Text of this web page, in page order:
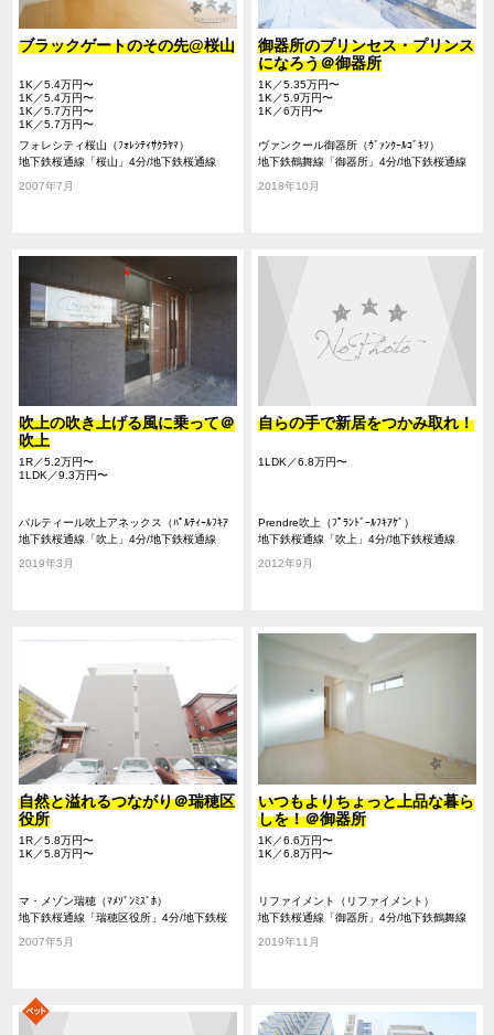
ブラックゲートのその先@桜山
1K／5.4万円〜
1K／5.4万円〜
1K／5.7万円〜
1K／5.7万円〜
フォレシティ桜山（ﾌｫﾚｼﾃｨｻｸﾗﾔﾏ）
地下鉄桜通線「桜山」4分/地下鉄桜通線
所」19分/地下鉄鶴舞線「御器所」19分
2007年7月
御器所のプリンセス・プリンス
になろう＠御器所
1K／5.35万円〜
1K／5.9万円〜
1K／6万円〜
ヴァンクール御器所（ｳﾞｧﾝｸｰﾙｺﾞｷｿ）
地下鉄鶴舞線「御器所」4分/地下鉄桜通線
2018年10月
吹上の吹き上げる風に乗って＠
吹上
1R／5.2万円〜
1LDK／9.3万円〜
パルティール吹上アネックス（ﾊﾟﾙﾃｨｰﾙﾌｷｱ
ｹﾞｱﾈｯｸｽ）
地下鉄桜通線「吹上」4分/地下鉄桜通線
「御器所」9分/地下鉄鶴舞線「荒畑」19分
2019年3月
自らの手で新居をつかみ取れ！
1LDK／6.8万円〜
Prendre吹上（ﾌﾟﾗﾝﾄﾞｰﾙﾌｷｱｹﾞ）
地下鉄桜通線「吹上」4分/地下鉄桜通線
「御器所」17分/地下鉄鶴舞線「川名」20分
2012年9月
自然と溢れるつながり＠瑞穂区
役所
1R／5.8万円〜
1K／5.8万円〜
マ・メゾン瑞穂（ﾏﾒｿﾞﾝﾐｽﾞﾎ）
地下鉄桜通線「瑞穂区役所」4分/地下鉄桜
2007年5月
いつもよりちょっと上品な暮ら
しを！＠御器所
1K／6.6万円〜
1K／6.8万円〜
リファイメント（リファイメント）
地下鉄桜通線「御器所」4分/地下鉄鶴舞線
2019年11月